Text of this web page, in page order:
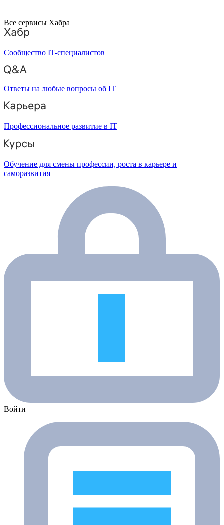
Все сервисы Хабра
Сообщество IT-специалистов
Ответы на любые вопросы об IT
Профессиональное развитие в IT
Обучение для смены профессии, роста в карьере и
саморазвития
Войти